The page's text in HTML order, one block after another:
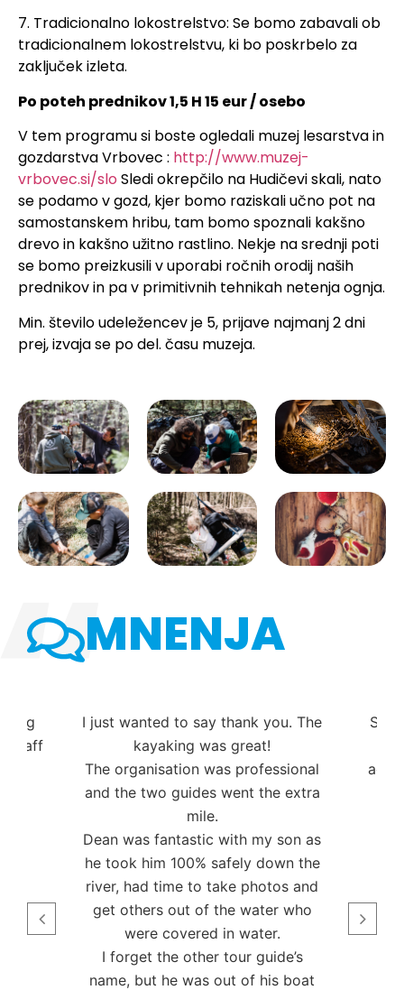
7. Tradicionalno lokostrelstvo: Se bomo zabavali ob
tradicionalnem lokostrelstvu, ki bo poskrbelo za
zaključek izleta.
Po poteh prednikov 1,5 H 15 eur / osebo
V tem programu si boste ogledali muzej lesarstva in
gozdarstva Vrbovec : http://www.muzej-
vrbovec.si/slo Sledi okrepčilo na Hudičevi skali, nato
se podamo v gozd, kjer bomo raziskali učno pot na
samostanskem hribu, tam bomo spoznali kakšno
drevo in kakšno užitno rastlino. Nekje na srednji poti
se bomo preizkusili v uporabi ročnih orodij naših
prednikov in pa v primitivnih tehnikah netenja ognja.
Min. število udeležencev je 5, prijave najmanj 2 dni
prej, izvaja se po del. času muzeja.
MNENJA
staff
I just wanted to say thank you. The
kayaking was great!
The organisation was professional
and the two guides went the extra
mile.
Dean was fantastic with my son as
he took him 100% safely down the
river, had time to take photos and
get others out of the water who
were covered in water.
I forget the other tour guide’s
name, but he was out of his boat